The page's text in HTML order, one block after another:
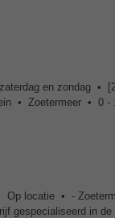
en zondag •
• Zoetermeer • 0 -
Op locatie • -
gespecialiseerd in